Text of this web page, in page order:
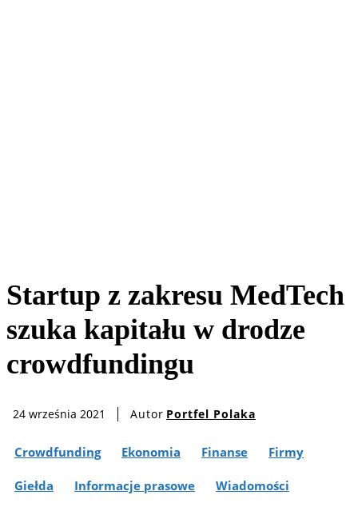
Startup z zakresu MedTech
szuka kapitału w drodze
crowdfundingu
24 września 2021 Autor Portfel Polaka
Crowdfunding Ekonomia Finanse Firmy
Giełda Informacje prasowe Wiadomości